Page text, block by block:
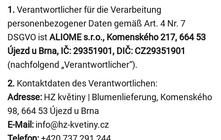
1. Verantwortlicher für die Verarbeitung
personenbezogener Daten gemäß Art. 4 Nr. 7
DSGVO istALIOME s.r.o., Komenského 217, 664 53
Újezd u Brna, IČ: 29351901, DIČ: CZ29351901
(nachfolgend „Verantwortlicher“).
2. Kontaktdaten des Verantwortlichen:
Adresse: HZ květiny | Blumenlieferung, Komenského
98, 664 53 Újezd u Brna
E-Mail: info@hz-kvetiny.cz